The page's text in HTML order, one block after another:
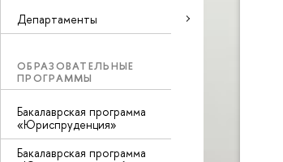
Департаменты
ОБРАЗОВАТЕЛЬНЫЕ
ПРОГРАММЫ
Бакалаврская программа
«Юриспруденция»
Бакалаврская программа